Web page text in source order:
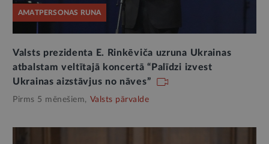
AMATPERSONAS RUNA
Valsts prezidenta E. Rinkēviča uzruna Ukrainas
atbalstam veltītajā koncertā “Palīdzi izvest
Ukrainas aizstāvjus no nāves”
Pirms 5 mēnešiem, Valsts pārvalde